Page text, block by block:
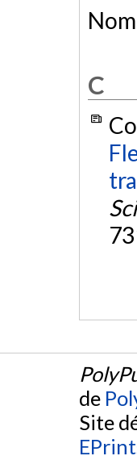
C
de
Site